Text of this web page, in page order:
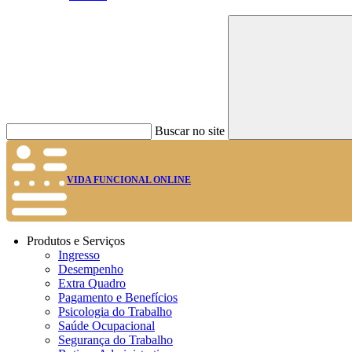
Buscar no site
VIDA FUNCIONAL ONLINE
Produtos e Serviços
Ingresso
Desempenho
Extra Quadro
Pagamento e Benefícios
Psicologia do Trabalho
Saúde Ocupacional
Segurança do Trabalho